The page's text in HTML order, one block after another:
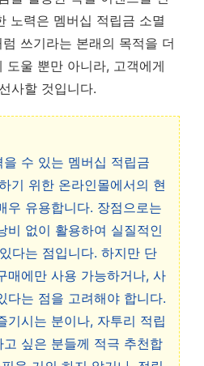
노력은 멤버십 적립금 소멸
쓰기라는 본래의 목적을 더
도울 뿐만 아니라, 고객에게
사할 것입니다.
수 있는 멤버십 적립금
기 위한 온라인몰에서의 현
우 유용합니다. 장점으로는
비 없이 활용하여 실질적인
다는 점입니다. 하지만 단
매에만 사용 가능하거나, 사
다는 점을 고려해야 합니다.
기시는 분이나, 자투리 적립
싶은 분들께 적극 추천합